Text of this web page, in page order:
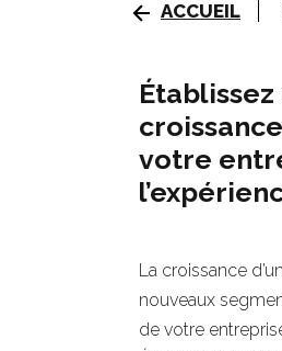
ACCUEIL
votre
La croissance
nouveaux
de votre